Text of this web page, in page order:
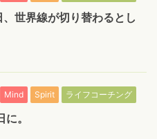
、世界線が切り替わるとし
Mind Spirit ライフコーチング
。